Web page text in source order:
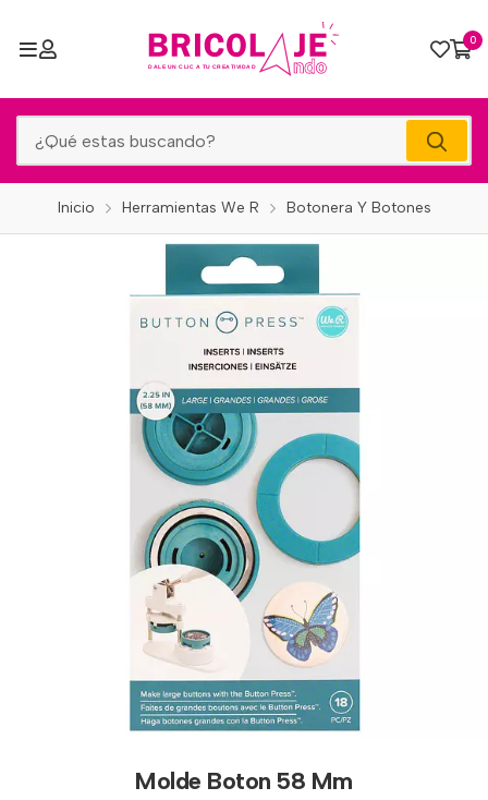
0
Inicio Herramientas We R Botonera Y Botones
Molde Boton 58 Mm